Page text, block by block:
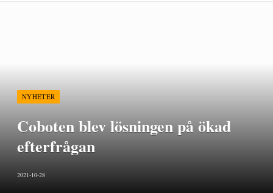
NYHETER
Coboten blev lösningen på ökad
efterfrågan
2021-10-28